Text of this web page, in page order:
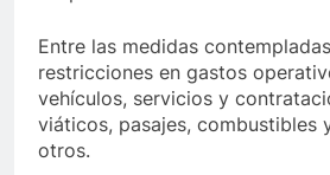
Entre las medidas
restricciones en gastos
vehículos, servicios y
viáticos, pasajes, combustibles
otros.